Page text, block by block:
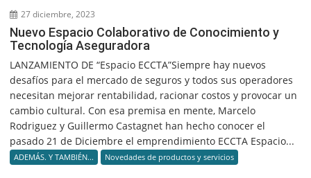
27 diciembre, 2023
Nuevo Espacio Colaborativo de Conocimiento y
Tecnología Aseguradora
LANZAMIENTO DE “Espacio ECCTA”Siempre hay nuevos
desafíos para el mercado de seguros y todos sus operadores
necesitan mejorar rentabilidad, racionar costos y provocar un
cambio cultural. Con esa premisa en mente, Marcelo
Rodriguez y Guillermo Castagnet han hecho conocer el
pasado 21 de Diciembre el emprendimiento ECCTA Espacio...
ADEMÁS. Y TAMBIÉN... Novedades de productos y servicios